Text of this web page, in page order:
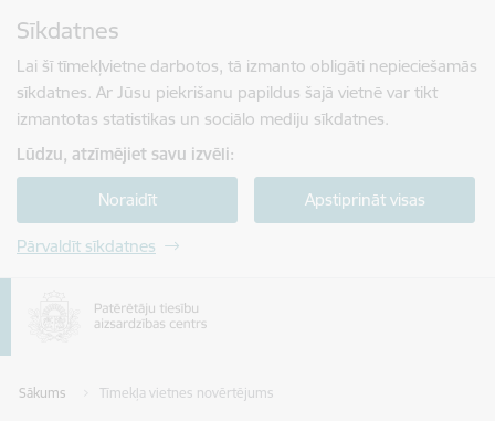
Sīkdatnes
Lai šī tīmekļvietne darbotos, tā izmanto obligāti nepieciešamās
sīkdatnes. Ar Jūsu piekrišanu papildus šajā vietnē var tikt
izmantotas statistikas un sociālo mediju sīkdatnes.
Lūdzu, atzīmējiet savu izvēli:
Noraidīt Apstiprināt visas
Pārvaldīt sīkdatnes
Sākums Tīmekļa vietnes novērtējums